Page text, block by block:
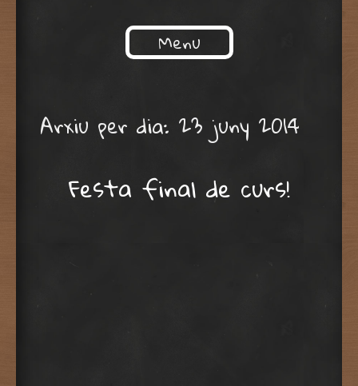
Menu
Arxiu per dia: 23 juny 2014
Festa final de curs!